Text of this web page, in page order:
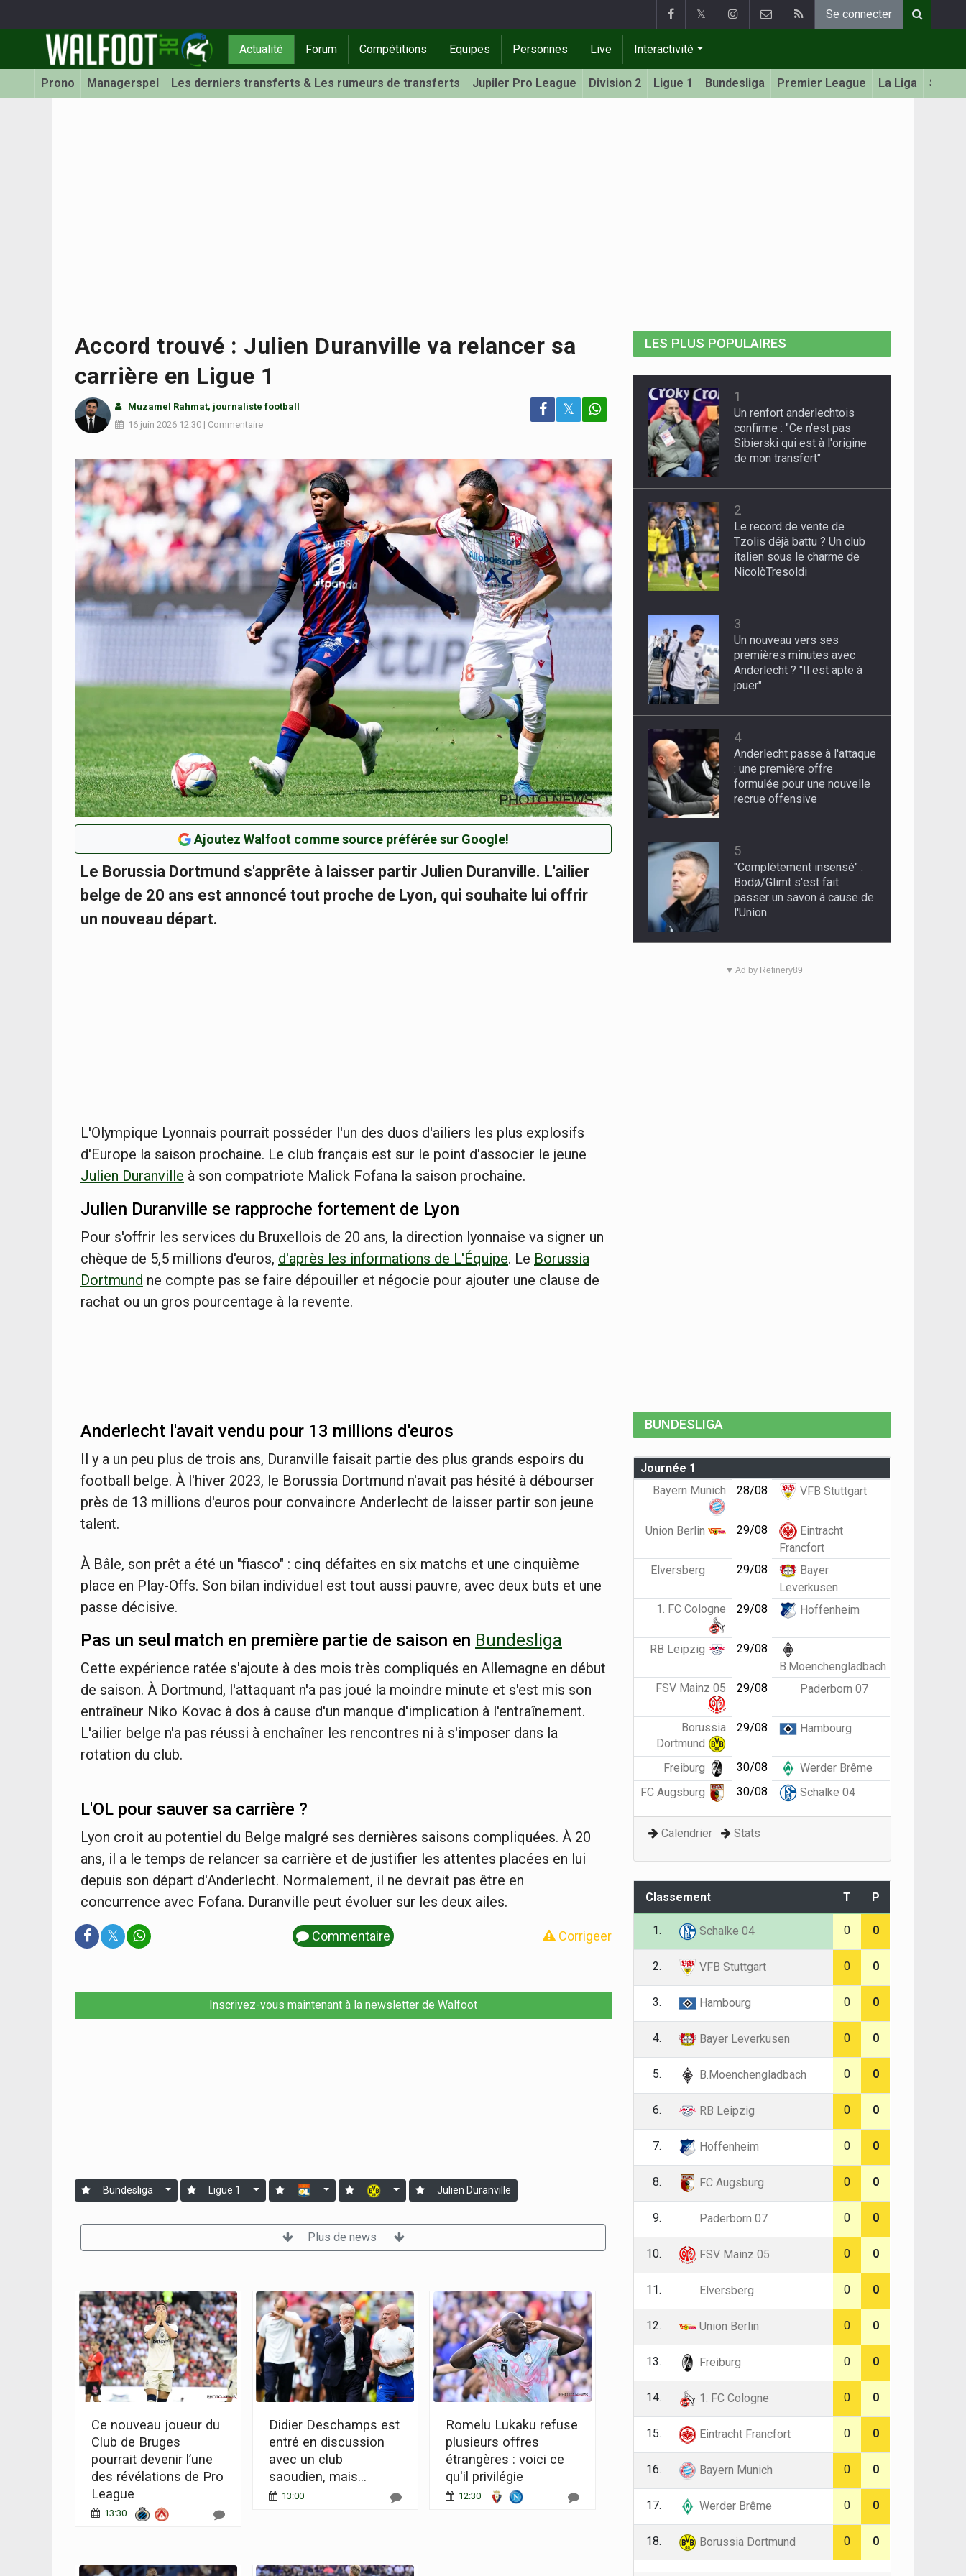
𝕏 Se connecter
Actualité Forum Compétitions Equipes Personnes Live Interactivité
Prono Managerspel Les derniers transferts & Les rumeurs de transferts Jupiler Pro League Division 2 Ligue 1 Bundesliga Premier League La Liga Serie
Accord trouvé : Julien Duranville va relancer sa
carrière en Ligue 1
Muzamel Rahmat, journaliste football
16 juin 2026 12:30 | Commentaire
𝕏
Ajoutez Walfoot comme source préférée sur Google!
Le Borussia Dortmund s'apprête à laisser partir Julien Duranville. L'ailier
belge de 20 ans est annoncé tout proche de Lyon, qui souhaite lui offrir
un nouveau départ.
L'Olympique Lyonnais pourrait posséder l'un des duos d'ailiers les plus explosifs
d'Europe la saison prochaine. Le club français est sur le point d'associer le jeune
Julien Duranville à son compatriote Malick Fofana la saison prochaine.
Julien Duranville se rapproche fortement de Lyon
Pour s'offrir les services du Bruxellois de 20 ans, la direction lyonnaise va signer un
chèque de 5,5 millions d'euros, d'après les informations de L'Équipe. Le Borussia
Dortmund ne compte pas se faire dépouiller et négocie pour ajouter une clause de
rachat ou un gros pourcentage à la revente.
Anderlecht l'avait vendu pour 13 millions d'euros
Il y a un peu plus de trois ans, Duranville faisait partie des plus grands espoirs du
football belge. À l'hiver 2023, le Borussia Dortmund n'avait pas hésité à débourser
près de 13 millions d'euros pour convaincre Anderlecht de laisser partir son jeune
talent.
À Bâle, son prêt a été un "fiasco" : cinq défaites en six matchs et une cinquième
place en Play-Offs. Son bilan individuel est tout aussi pauvre, avec deux buts et une
passe décisive.
Pas un seul match en première partie de saison en Bundesliga
Cette expérience ratée s'ajoute à des mois très compliqués en Allemagne en début
de saison. À Dortmund, l'attaquant n'a pas joué la moindre minute et s'est mis son
entraîneur Niko Kovac à dos à cause d'un manque d'implication à l'entraînement.
L'ailier belge n'a pas réussi à enchaîner les rencontres ni à s'imposer dans la
rotation du club.
L'OL pour sauver sa carrière ?
Lyon croit au potentiel du Belge malgré ses dernières saisons compliquées. À 20
ans, il a le temps de relancer sa carrière et de justifier les attentes placées en lui
depuis son départ d'Anderlecht. Normalement, il ne devrait pas être en
concurrence avec Fofana. Duranville peut évoluer sur les deux ailes.
𝕏 Commentaire Corrigeer
Inscrivez-vous maintenant à la newsletter de Walfoot
Bundesliga Ligue 1 Julien Duranville
Plus de news
Ce nouveau joueur du
Club de Bruges
pourrait devenir l’une
des révélations de Pro
League
13:30
Didier Deschamps est
entré en discussion
avec un club
saoudien, mais...
13:00
Romelu Lukaku refuse
plusieurs offres
étrangères : voici ce
qu'il privilégie
12:30
LES PLUS POPULAIRES
1
Un renfort anderlechtois
confirme : "Ce n'est pas
Sibierski qui est à l'origine
de mon transfert"
2
Le record de vente de
Tzolis déjà battu ? Un club
italien sous le charme de
NicolòTresoldi
3
Un nouveau vers ses
premières minutes avec
Anderlecht ? "Il est apte à
jouer"
4
Anderlecht passe à l'attaque
: une première offre
formulée pour une nouvelle
recrue offensive
5
"Complètement insensé" :
Bodø/Glimt s'est fait
passer un savon à cause de
l'Union
▼ Ad by Refinery89
BUNDESLIGA
Journée 1
Bayern Munich
28/08 VFB Stuttgart
Union Berlin 29/08
Eintracht
Francfort
Elversberg
29/08
Bayer
Leverkusen
1. FC Cologne
29/08 Hoffenheim
RB Leipzig
29/08
B.Moenchengladbach
FSV Mainz 05
29/08 Paderborn 07
Borussia
Dortmund
29/08 Hambourg
Freiburg 30/08
Werder Brême
FC Augsburg
30/08 Schalke 04
Calendrier Stats
Classement T P
1. Schalke 04 0 0
2. VFB Stuttgart 0 0
3. Hambourg 0 0
4. Bayer Leverkusen 0 0
5. B.Moenchengladbach 0 0
6. RB Leipzig 0 0
7. Hoffenheim 0 0
8. FC Augsburg 0 0
9. Paderborn 07 0 0
10. FSV Mainz 05 0 0
11. Elversberg 0 0
12. Union Berlin 0 0
13. Freiburg 0 0
14. 1. FC Cologne 0 0
15. Eintracht Francfort 0 0
16. Bayern Munich 0 0
17. Werder Brême 0 0
18. Borussia Dortmund 0 0